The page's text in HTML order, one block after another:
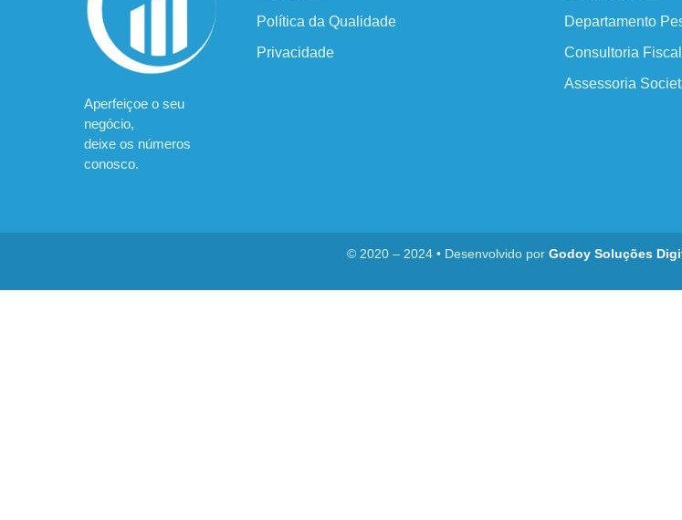
Aperfeiçoe o seu
negócio,
deixe os números
conosco.
Política da Qualidade
Privacidade
Departamento
Consultoria
Assessoria
© 2020 – 2024 • Desenvolvido por Godoy Soluções